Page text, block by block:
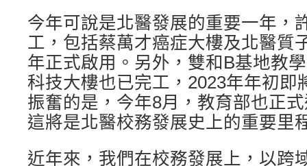
今年可說是北醫發展的重要一年，
工，包括蔡萬才癌症大樓及北醫質
年正式啟用。另外，雙和B基地教
科技大樓也已完工，2023年年初即
振奮的是，今年8月，教育部也正
這將是北醫校務發展史上的重要里
近年來，我們在校務發展上，以跨